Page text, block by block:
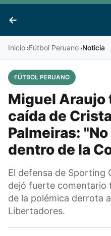
←
Vives
Inicio ›Fútbol Peruano ›Noticia
FÚTBOL PERUANO
Miguel Araujo
caída de
Palmeiras:
dentro de la
El defensa de Sporting
dejó fuerte comentario
de la polémica derrota
Libertadores.